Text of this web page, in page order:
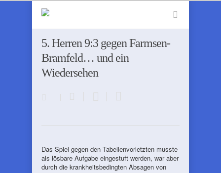
5. Herren 9:3 gegen Farmsen-
Bramfeld… und ein
Wiedersehen
Das Spiel gegen den Tabellenvorletzten musste
als lösbare Aufgabe eingestuft werden, war aber
durch die krankheitsbedingten Absagen von